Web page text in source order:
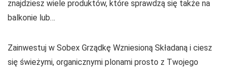
znajdziesz wiele produktów, które sprawdzą się także na
balkonie lub…
Zainwestuj w Sobex Grządkę Wzniesioną Składaną i ciesz
się świeżymi, organicznymi plonami prosto z Twojego